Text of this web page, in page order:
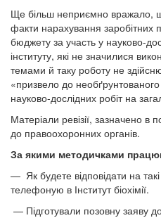
Ще більш неприємно вражало,
факти нарахування заробітних
бюджету за участь у науково-
інституту, які не значилися
темами й таку роботу не
«призвело до
науково-дослідних робіт на
Матеріали ревізії, зазначено
до правоохоронних органів.
За якими методичками
— Як будете відповідати на
телефоную в Інститут біохімії.
— Підготували позовну заяву